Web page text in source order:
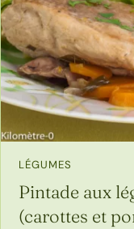
LÉGUMES
Pintade aux
(carottes et